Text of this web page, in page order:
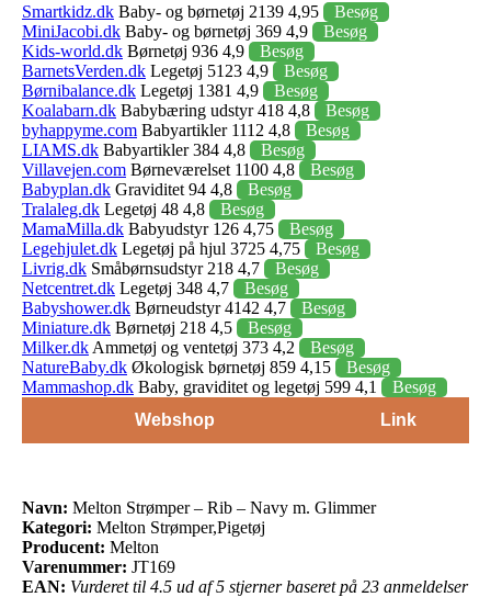
Smartkidz.dk Baby- og børnetøj 2139 4,95
Besøg
MiniJacobi.dk Baby- og børnetøj 369 4,9
Besøg
Kids-world.dk Børnetøj 936 4,9
Besøg
BarnetsVerden.dk Legetøj 5123 4,9
Besøg
Børnibalance.dk Legetøj 1381 4,9
Besøg
Koalabarn.dk Babybæring udstyr 418 4,8
Besøg
byhappyme.com Babyartikler 1112 4,8
Besøg
LIAMS.dk Babyartikler 384 4,8
Besøg
Villavejen.com Børneværelset 1100 4,8
Besøg
Babyplan.dk Graviditet 94 4,8
Besøg
Tralaleg.dk Legetøj 48 4,8
Besøg
MamaMilla.dk Babyudstyr 126 4,75
Besøg
Legehjulet.dk Legetøj på hjul 3725 4,75
Besøg
Livrig.dk Småbørnsudstyr 218 4,7
Besøg
Netcentret.dk Legetøj 348 4,7
Besøg
Babyshower.dk Børneudstyr 4142 4,7
Besøg
Miniature.dk Børnetøj 218 4,5
Besøg
Milker.dk Ammetøj og ventetøj 373 4,2
Besøg
NatureBaby.dk Økologisk børnetøj 859 4,15
Besøg
Mammashop.dk Baby, graviditet og legetøj 599 4,1
Besøg
Webshop
Link
Navn: Melton Strømper – Rib – Navy m. Glimmer
Kategori: Melton Strømper,Pigetøj
Producent: Melton
Varenummer: JT169
EAN: Vurderet til 4.5 ud af 5 stjerner baseret på 23 anmeldelser